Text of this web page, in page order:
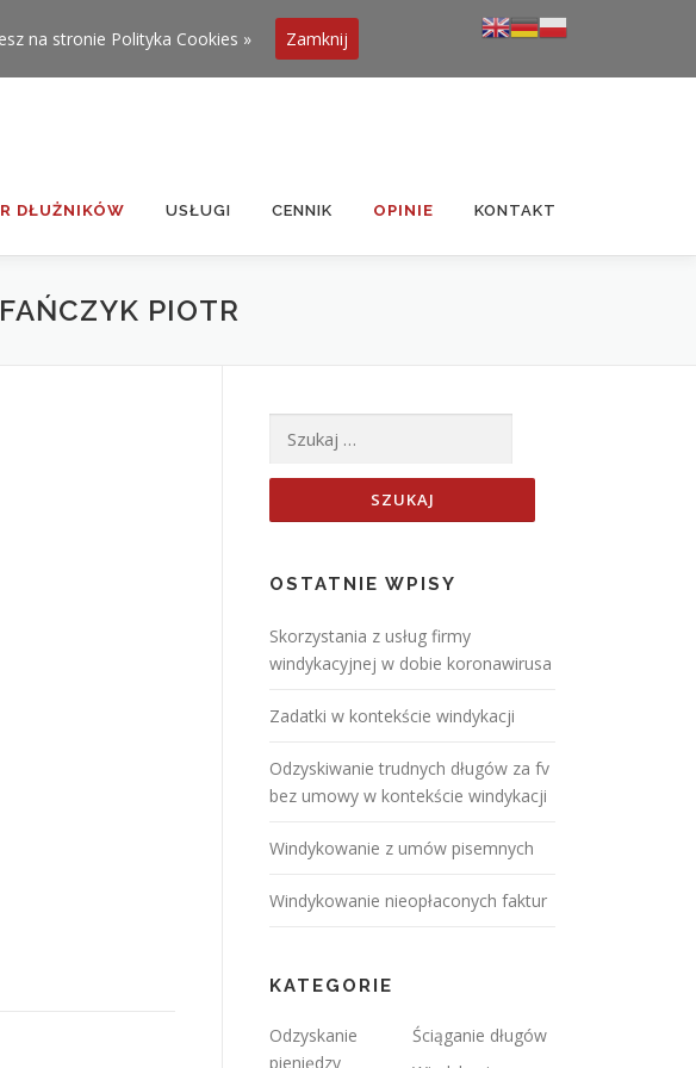
DŁUŻNIKÓW USŁUGI CENNIK OPINIE KONTAKT
PIOTR
OSTATNIE WPISY
Skorzystania z usług firmy
windykacyjnej w dobie koronawirusa
Zadatki w kontekście windykacji
Odzyskiwanie trudnych długów za fv
bez umowy w kontekście windykacji
Windykowanie z umów pisemnych
Windykowanie nieopłaconych faktur
KATEGORIE
Odzyskanie
pieniędzy
Ściąganie długów
na stronie Polityka Cookies » Zamknij